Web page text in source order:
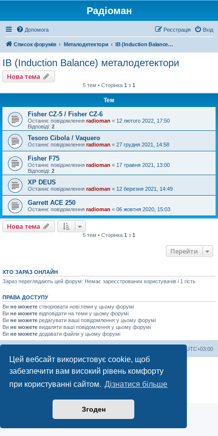
Цей вебсайт використовує cookie, щоб
забезпечити вам високий рівень комфорту
при користуванні сайтом. Дізнатися більше
Згоден
Радіоман
Допомога Вхід
Реєстрація
Список форумів Металодетектори IB (Induction Balance) металодетектори
IB (Induction Balance) металодетектори
Нова тема
5 тем • Сторінка 1 з 1
Тем
Fisher CZ-5 / Fisher CZ-6
Останнє повідомлення radioman « 12 лютого 2022, 17:50
Відповіді: 2
Tesoro Cibola / Vaquero
Останнє повідомлення radioman « 27 грудня 2021, 14:58
Fisher F75
Останнє повідомлення radioman « 17 травня 2021, 13:00
Відповіді: 2
XP DEUS
Останнє повідомлення radioman « 12 березня 2021, 14:49
Garrett ACE 250
Останнє повідомлення radioman « 06 жовтня 2020, 15:03
Нова тема
5 тем • Сторінка 1 з 1
Перейти
ХТО ЗАРАЗ ОНЛАЙН
Зараз переглядають цей форум: Немає зареєстрованих користувачів і 1 гість
ПРАВА ДОСТУПУ
Ви не можете створювати нові теми у цьому форумі
Ви не можете відповідати на теми у цьому форумі
Ви не можете редагувати ваші повідомлення у цьому форумі
Ви не можете видаляти ваші повідомлення у цьому форумі
Ви не можете додавати файли у цьому форумі
UTC+03:00
Український переклад © 2005-2023